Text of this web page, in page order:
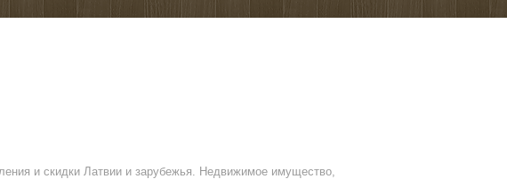
и скидки Латвии и зарубежья. Недвижимое имущество,